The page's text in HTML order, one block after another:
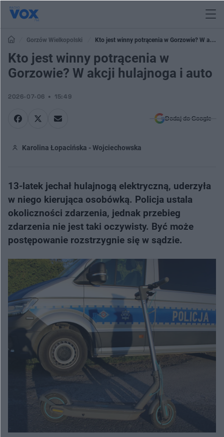
Gorzów Wielkopolski
Kto jest winny potrącenia w Gorzowie? W akcji
hulajnoga i auto
Kto jest winny potrącenia w
Gorzowie? W akcji hulajnoga i auto
2026-07-06 15:49
Dodaj do Google
Karolina Łopacińska - Wojciechowska
13-latek jechał hulajnogą elektryczną, uderzyła
w niego kierująca osobówką. Policja ustala
okoliczności zdarzenia, jednak przebieg
zdarzenia nie jest taki oczywisty. Być może
postępowanie rozstrzygnie się w sądzie.